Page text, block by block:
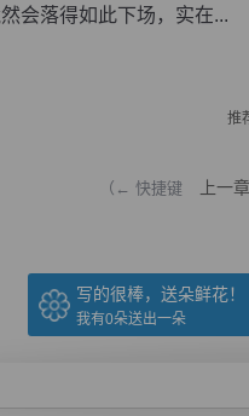
落得如此下场，实在...
推
（← 快捷键 上一章
写的很棒，送朵鲜花！
我有0朵送出一朵